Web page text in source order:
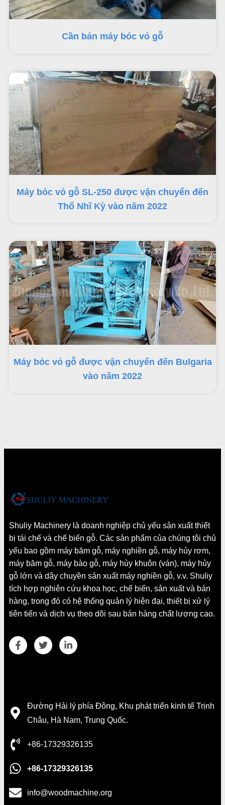
Cần bán máy bóc vỏ gỗ
Máy bóc vỏ gỗ SL-250 được vận chuyển đến
Thổ Nhĩ Kỳ vào năm 2022
Máy bóc vỏ gỗ được vận chuyển đến Bulgaria
vào năm 2022
Shuliy Machinery là doanh nghiệp chủ yếu sản xuất thiết
bị tái chế và chế biến gỗ. Các sản phẩm của chúng tôi chủ
yếu bao gồm máy băm gỗ, máy nghiền gỗ, máy hủy rơm,
máy băm gỗ, máy bào gỗ, máy hủy khuôn (ván), máy hủy
gỗ lớn và dây chuyền sản xuất máy nghiền gỗ, v.v. Shuliy
tích hợp nghiên cứu khoa học, chế biến, sản xuất và bán
hàng, trong đó có hệ thống quản lý hiện đại, thiết bị xử lý
tiên tiến và dịch vụ theo dõi sau bán hàng chất lượng cao.
Đường Hải lý phía Đông, Khu phát triển kinh tế Trịnh
Châu, Hà Nam, Trung Quốc.
+86-17329326135
+86-17329326135
info@woodmachine.org